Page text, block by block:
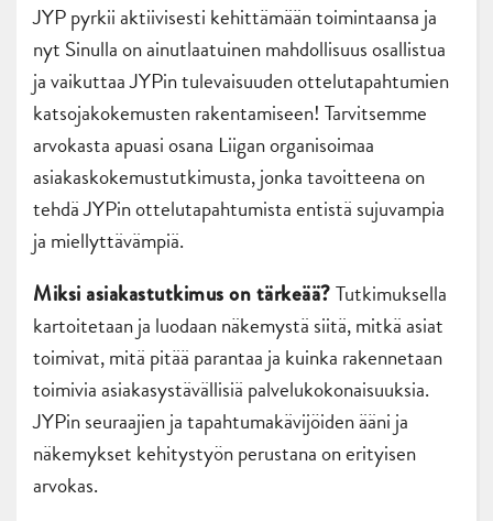
JYP pyrkii aktiivisesti kehittämään toimintaansa ja
nyt Sinulla on ainutlaatuinen mahdollisuus osallistua
ja vaikuttaa JYPin tulevaisuuden ottelutapahtumien
katsojakokemusten rakentamiseen! Tarvitsemme
arvokasta apuasi osana Liigan organisoimaa
asiakaskokemustutkimusta, jonka tavoitteena on
tehdä JYPin ottelutapahtumista entistä sujuvampia
ja miellyttävämpiä.
Miksi asiakastutkimus on tärkeää?Tutkimuksella
kartoitetaan ja luodaan näkemystä siitä, mitkä asiat
toimivat, mitä pitää parantaa ja kuinka rakennetaan
toimivia asiakasystävällisiä palvelukokonaisuuksia.
JYPin seuraajien ja tapahtumakävijöiden ääni ja
näkemykset kehitystyön perustana on erityisen
arvokas.